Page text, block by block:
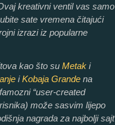
kreativni ventil vas samo
sate vremena čitajući
izrazi iz popularne
kao što su Metak i
iKobaja Grande na
“user-created
može sasvim lijepo
nagrada za najbolji sajt